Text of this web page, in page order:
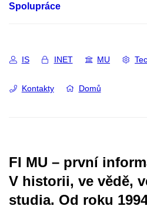
Spolupráce
IS INET MU
Kontakty Domů
FI MU – první
V historii, ve vědě,
studia. Od roku